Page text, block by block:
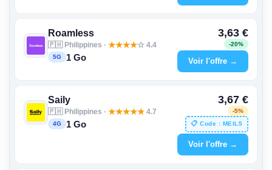
Roamless
🇵🇭 Philippines · ★★★★☆ 4.4
5G 1 Go
3,63 €
-20%
Voir l'offre →
Saily
🇵🇭 Philippines · ★★★★★ 4.7
4G 1 Go
3,67 €
-5%
📋 Code : MEIL5
Voir l'offre →